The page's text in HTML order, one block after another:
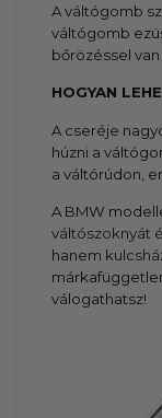
A váltógomb
váltógomb
bőrözéssel
HOGYAN
A cseréje
húzni a
a váltórúdon,
A BMW
váltószoknyát
hanem
válogathatsz!